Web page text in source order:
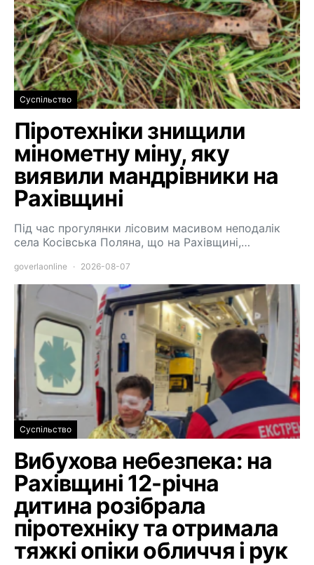
Суспільство
Піротехніки знищили
мінометну міну, яку
виявили мандрівники на
Рахівщині
Під час прогулянки лісовим масивом неподалік
села Косівська Поляна, що на Рахівщині,…
goverlaonline 2026-08-07
Суспільство
Вибухова небезпека: на
Рахівщині 12-річна
дитина розібрала
піротехніку та отримала
тяжкі опіки обличчя і рук